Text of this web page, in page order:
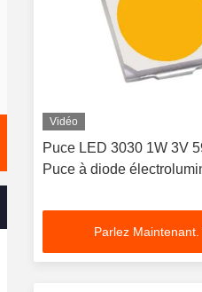
Vidéo
Puce LED 3030 1W 3V
Puce à diode
Parlez Maintenant.